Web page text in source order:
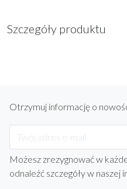
Szczegóły produktu
Otrzymuj informację o
Możesz zrezygnować w
odnaleźć szczegóły w naszej